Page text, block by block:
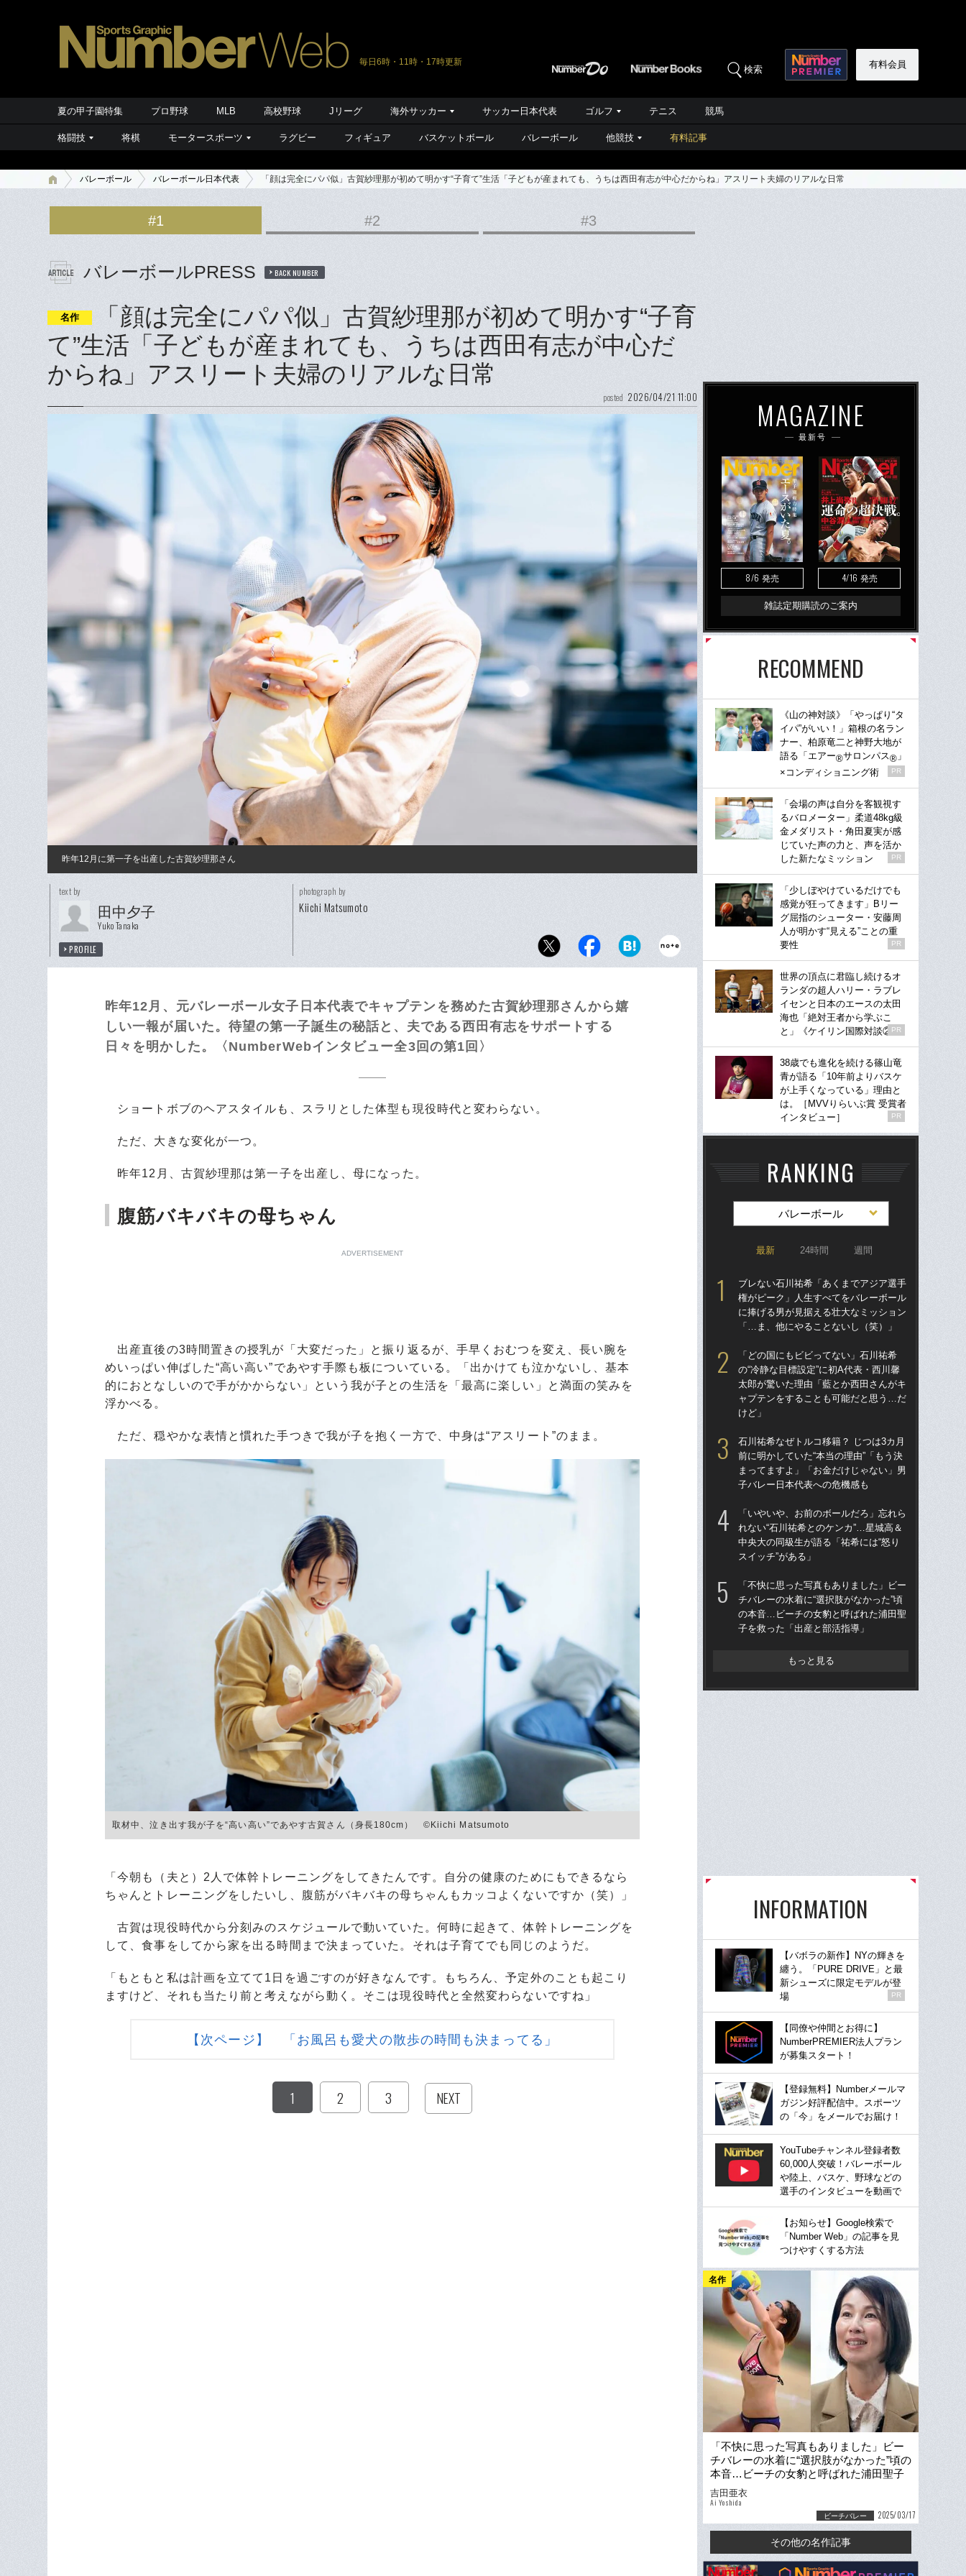
毎日6時・11時・17時更新
検索 有料会員
夏の甲子園特集 プロ野球 MLB 高校野球 Jリーグ 海外サッカー サッカー日本代表 ゴルフ テニス 競馬
格闘技 将棋 モータースポーツ ラグビー フィギュア バスケットボール バレーボール 他競技 有料記事
バレーボール バレーボール日本代表 「顔は完全にパパ似」古賀紗理那が初めて明かす“子育て”生活「子どもが産まれても、うちは西田有志が中心だからね」アスリート夫婦のリアルな日常
#1 #2 #3
バレーボールPRESS BACK NUMBER
名作
「顔は完全にパパ似」古賀紗理那が初めて明かす“子育
て”生活「子どもが産まれても、うちは西田有志が中心だ
からね」アスリート夫婦のリアルな日常
posted 2026/04/21 11:00
昨年12月に第一子を出産した古賀紗理那さん
text by
田中夕子
Yuko Tanaka
PROFILE
photograph by
Kiichi Matsumoto
昨年12月、元バレーボール女子日本代表でキャプテンを務めた古賀紗理那さんから嬉
しい一報が届いた。待望の第一子誕生の秘話と、夫である西田有志をサポートする
日々を明かした。〈NumberWebインタビュー全3回の第1回〉
ショートボブのヘアスタイルも、スラリとした体型も現役時代と変わらない。
ただ、大きな変化が一つ。
昨年12月、古賀紗理那は第一子を出産し、母になった。
腹筋バキバキの母ちゃん
ADVERTISEMENT
出産直後の3時間置きの授乳が「大変だった」と振り返るが、手早くおむつを変え、長い腕を
めいっぱい伸ばした“高い高い”であやす手際も板についている。「出かけても泣かないし、基本
的におとなしいので手がかからない」という我が子との生活を「最高に楽しい」と満面の笑みを
浮かべる。
ただ、穏やかな表情と慣れた手つきで我が子を抱く一方で、中身は“アスリート”のまま。
取材中、泣き出す我が子を“高い高い”であやす古賀さん（身長180cm） ©︎Kiichi Matsumoto
「今朝も（夫と）2人で体幹トレーニングをしてきたんです。自分の健康のためにもできるなら
ちゃんとトレーニングをしたいし、腹筋がバキバキの母ちゃんもカッコよくないですか（笑）」
古賀は現役時代から分刻みのスケジュールで動いていた。何時に起きて、体幹トレーニングを
して、食事をしてから家を出る時間まで決まっていた。それは子育てでも同じのようだ。
「もともと私は計画を立てて1日を過ごすのが好きなんです。もちろん、予定外のことも起こり
ますけど、それも当たり前と考えながら動く。そこは現役時代と全然変わらないですね」
【次ページ】 「お風呂も愛犬の散歩の時間も決まってる」
1 2 3 NEXT
MAGAZINE
最新号
8/6 発売 4/16 発売
雑誌定期購読のご案内
RECOMMEND
《山の神対談》「やっぱり“タ
イパ”がいい！」箱根の名ラン
ナー、柏原竜二と神野大地が
語る「エアー®サロンパス® 」
×コンディショニング術
PR
「会場の声は自分を客観視す
るバロメーター」柔道48kg級
金メダリスト・角田夏実が感
じていた声の力と、声を活か
した新たなミッション
PR
「少しぼやけているだけでも
感覚が狂ってきます」Bリー
グ屈指のシューター・安藤周
人が明かす“見える”ことの重
要性
PR
世界の頂点に君臨し続けるオ
ランダの超人ハリー・ラブレ
イセンと日本のエースの太田
海也「絶対王者から学ぶこ
と」《ケイリン国際対談②》
PR
38歳でも進化を続ける篠山竜
青が語る「10年前よりバスケ
が上手くなっている」理由と
は。［MVVりらいぶ賞 受賞者
インタビュー］
PR
RANKING
バレーボール
最新 24時間 週間
ブレない石川祐希「あくまでアジア選手
権がピーク」人生すべてをバレーボール
に捧げる男が見据える壮大なミッション
「…ま、他にやることないし（笑）」
「どの国にもビビってない」石川祐希
の“冷静な目標設定”に初A代表・西川馨
太郎が驚いた理由「藍とか西田さんがキ
ャプテンをすることも可能だと思う…だ
けど」
石川祐希なぜトルコ移籍？ じつは3カ月
前に明かしていた“本当の理由”「もう決
まってますよ」「お金だけじゃない」男
子バレー日本代表への危機感も
「いやいや、お前のボールだろ」忘れら
れない“石川祐希とのケンカ”…星城高＆
中央大の同級生が語る「祐希には“怒り
スイッチ”がある」
「不快に思った写真もありました」ビー
チバレーの水着に“選択肢がなかった”頃
の本音…ビーチの女豹と呼ばれた浦田聖
子を救った「出産と部活指導」
もっと見る
INFORMATION
【バボラの新作】NYの輝きを
纏う。「PURE DRIVE」と最
新シューズに限定モデルが登
場
PR
【同僚や仲間とお得に】
NumberPREMIER法人プラン
が募集スタート！
【登録無料】Numberメールマ
ガジン好評配信中。スポーツ
の「今」をメールでお届け！
YouTubeチャンネル登録者数
60,000人突破！バレーボール
や陸上、バスケ、野球などの
選手のインタビューを動画で
【お知らせ】Google検索で
「Number Web」の記事を見
つけやすくする方法
名作
「不快に思った写真もありました」ビー
チバレーの水着に“選択肢がなかった”頃の
本音…ビーチの女豹と呼ばれた浦田聖子
を救った「出産と部活指導」
吉田亜衣
Ai Yoshida
ビーチバレー 2025/03/17
その他の名作記事